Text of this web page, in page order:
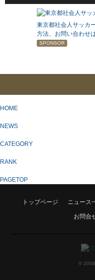
東京都社会人サッカ
方法、お問い合わせ
SPONSOR
HOME
NEWS
CATEGORY
RANK
PAGETOP
トップページ ニュース
お問合
© 2006